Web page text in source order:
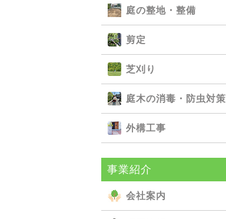
庭の整地・整備
剪定
芝刈り
庭⽊の消毒・防⾍対策
外構⼯事
事業紹介
会社案内